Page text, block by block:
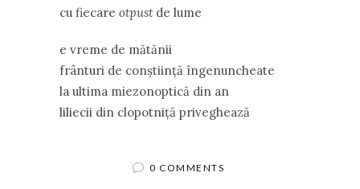
cu fiecare otpustde lume
e vreme de mătănii
frânturi de conștiință îngenuncheate
la ultima miezonoptică din an
liliecii din clopotniță priveghează
0 COMMENTS